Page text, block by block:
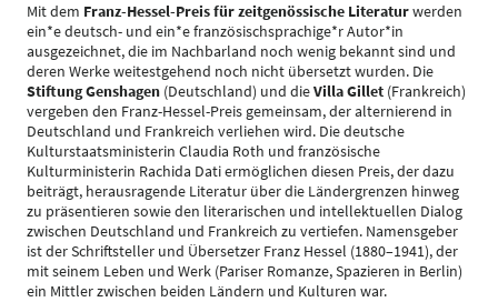
Mit dem Franz-Hessel-Preis für zeitgenössische Literaturwerden
ein*e deutsch- und ein*e französischsprachige*r Autor*in
ausgezeichnet, die im Nachbarland noch wenig bekannt sind und
deren Werke weitestgehend noch nicht übersetzt wurden. Die
Stiftung Genshagen (Deutschland) und dieVilla Gillet (Frankreich)
vergeben den Franz-Hessel-Preis gemeinsam, der alternierend in
Deutschland und Frankreich verliehen wird. Die deutsche
Kulturstaatsministerin Claudia Roth und französische
Kulturministerin Rachida Dati ermöglichen diesen Preis, der dazu
beiträgt, herausragende Literatur über die Ländergrenzen hinweg
zu präsentieren sowie den literarischen und intellektuellen Dialog
zwischen Deutschland und Frankreich zu vertiefen. Namensgeber
ist der Schriftsteller und Übersetzer Franz Hessel (1880–1941), der
mit seinem Leben und Werk (Pariser Romanze, Spazieren in Berlin)
ein Mittler zwischen beiden Ländern und Kulturen war.